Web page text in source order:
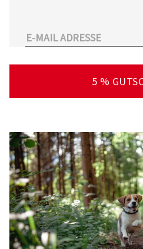
großen Anzahl an
finden –
5 %